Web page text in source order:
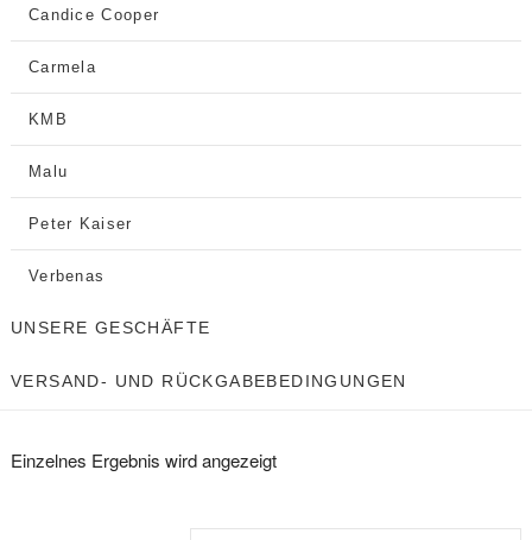
Candice Cooper
Carmela
KMB
Malu
Peter Kaiser
Verbenas
UNSERE GESCHÄFTE
VERSAND- UND RÜCKGABEBEDINGUNGEN
Einzelnes Ergebnis wird angezeigt